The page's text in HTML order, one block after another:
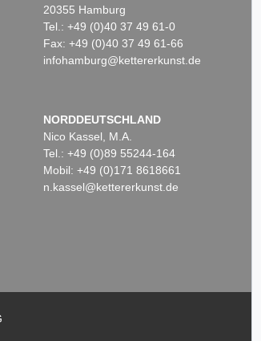
560 - Lot 44
Auktion 520 - Lot 332
20355 Hamburg
Tel.: +49 (0)40 37 49 61-0
Fax: +49 (0)40 37 49 61-66
infohamburg@kettererkunst.de
NORDDEUTSCHLAND
Nico Kassel, M.A.
Tel.: +49 (0)89 55244-164
Mobil: +49 (0)171 8618661
n.kassel@kettererkunst.de